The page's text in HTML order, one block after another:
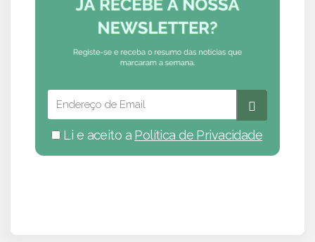
Li e aceito a Política de Privacidade